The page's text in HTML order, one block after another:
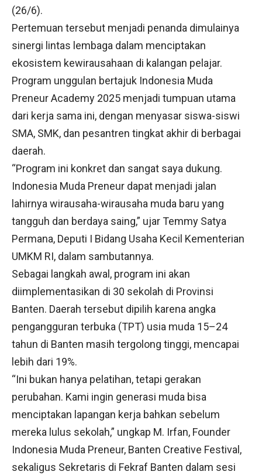
(26/6).
Pertemuan tersebut menjadi penanda dimulainya
sinergi lintas lembaga dalam menciptakan
ekosistem kewirausahaan di kalangan pelajar.
Program unggulan bertajuk Indonesia Muda
Preneur Academy 2025 menjadi tumpuan utama
dari kerja sama ini, dengan menyasar siswa-siswi
SMA, SMK, dan pesantren tingkat akhir di berbagai
daerah.
“Program ini konkret dan sangat saya dukung.
Indonesia Muda Preneur dapat menjadi jalan
lahirnya wirausaha-wirausaha muda baru yang
tangguh dan berdaya saing,” ujar Temmy Satya
Permana, Deputi I Bidang Usaha Kecil Kementerian
UMKM RI, dalam sambutannya.
Sebagai langkah awal, program ini akan
diimplementasikan di 30 sekolah di Provinsi
Banten. Daerah tersebut dipilih karena angka
pengangguran terbuka (TPT) usia muda 15–24
tahun di Banten masih tergolong tinggi, mencapai
lebih dari 19%.
“Ini bukan hanya pelatihan, tetapi gerakan
perubahan. Kami ingin generasi muda bisa
menciptakan lapangan kerja bahkan sebelum
mereka lulus sekolah,” ungkap M. Irfan, Founder
Indonesia Muda Preneur, Banten Creative Festival,
sekaligus Sekretaris di Fekraf Banten dalam sesi